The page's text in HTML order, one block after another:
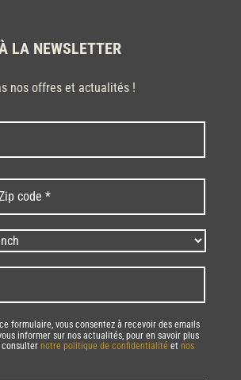
LA NEWSLETTER
nos offres et actualités !
Nom
formulaire, vous consentez à recevoir des emails
informer sur nos actualités, pour en savoir plus
consulter notre politique de confidentialité et nos